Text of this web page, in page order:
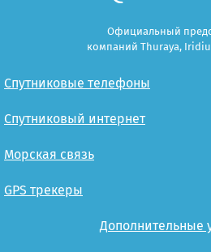
Официальный
компаний Thuraya,
Спутниковые телефоны
Спутниковый интернет
Морская связь
GPS трекеры
Дополнительные